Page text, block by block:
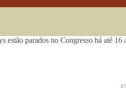
estão parados no Congresso há até 16